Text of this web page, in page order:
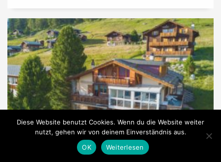
Diese Website benutzt Cookies. Wenn du die Website weiter
nutzt, gehen wir von deinem Einverständnis aus.
OK
Weiterlesen